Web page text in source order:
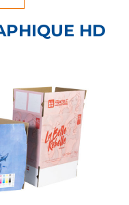
HD